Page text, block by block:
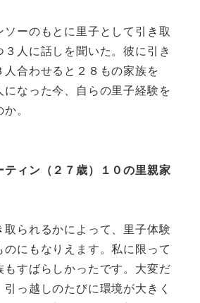
ーのもとに里子として引き取
３人に話しを聞いた。彼に引き
合わせると２８もの家族を
なった今、自らの里子経験を
。
ティン（２７歳）１０の里親家
取られるかによって、里子体験
のにもなりえます。私に限って
もすばらしかったです。大変だ
っ越しのたびに環境が大きく